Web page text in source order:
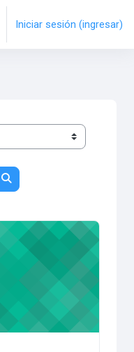
Iniciar sesión (ingresar)
Buscar cursos